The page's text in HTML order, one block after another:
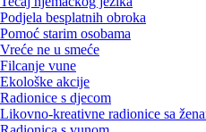
Podjela besplatnih obroka
Pomoć starim osobama
Vreće ne u smeće
Filcanje vune
Ekološke akcije
Radionice s djecom
Likovno-kreativne radionice sa